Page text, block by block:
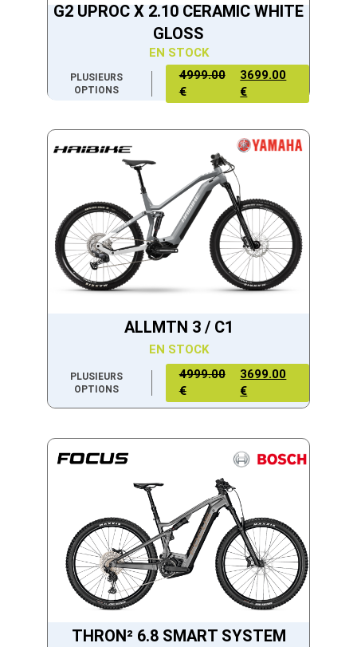
G2 UPROC X 2.10 CERAMIC WHITE
GLOSS
EN STOCK
PLUSIEURS
OPTIONS
4999.00
€
3699.00
€
ALLMTN 3 / C1
EN STOCK
PLUSIEURS
OPTIONS
4999.00
€
3699.00
€
THRON² 6.8 SMART SYSTEM